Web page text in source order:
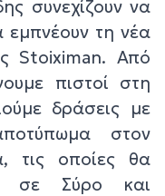
συνεχίζουν να
εμπνέουν τη νέα
Stoiximan. Από
πιστοί στη
δράσεις με
στον
τις οποίες θα
σε Σύρο και